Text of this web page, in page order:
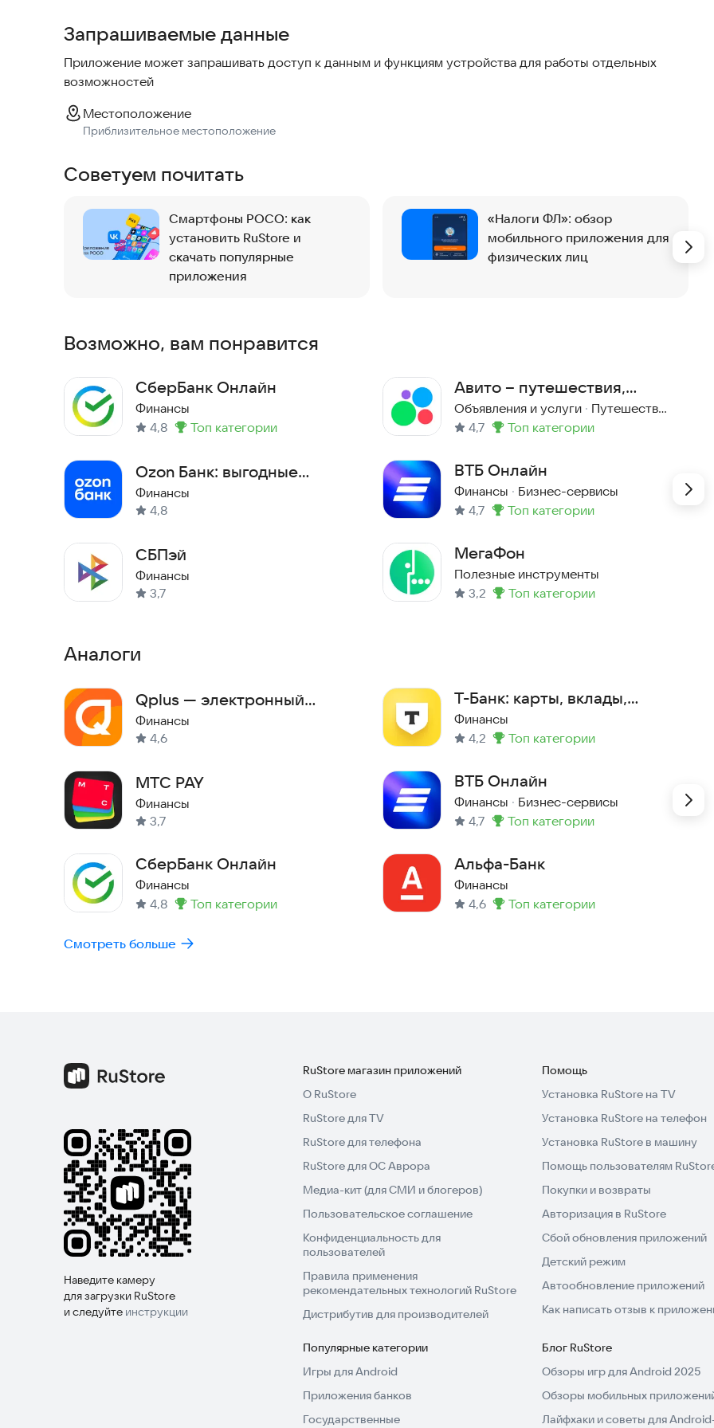
Более подробная информация о Mir Pay:
*Если при оплате возникает ошибка, то, скорее всего, терминал не поддерживает оплату через Mir
Pay. Сообщение об этом появится на экране смартфона.
Запрашиваемые данные
Приложение может запрашивать доступ к данным и функциям устройства для работы отдельных
возможностей
Местоположение
Приблизительное местоположение
Советуем почитать
Смартфоны POCO: как
установить RuStore и
скачать популярные
приложения
«Налоги ФЛ»: обзор
мобильного приложения для
физических лиц
Возможно, вам понравится
СберБанк Онлайн
Финансы
4,8
Метка :
топ категории
Ozon Банк: выгодные
покупки
Финансы
4,8
СБПэй
Финансы
3,7
Авито – путешествия,
работа, услуги, авто
Объявления и услуги · Путешествия
4,7
Метка :
топ категории
ВТБ Онлайн
Финансы · Бизнес-сервисы
4,7
Метка :
топ категории
МегаФон
Полезные инструменты
3,2
Метка :
топ категории
Аналоги
Qplus — электронный
кошелёк
Финансы
4,6
МТС PAY
Финансы
3,7
СберБанк Онлайн
Финансы
4,8
Метка :
топ категории
Т-Банк: карты, вклады,
кредиты
Финансы
4,2
Метка :
топ категории
ВТБ Онлайн
Финансы · Бизнес-сервисы
4,7
Метка :
топ категории
Альфа-Банк
Финансы
4,6
Метка :
топ категории
Смотреть больше
Наведите камеру
для загрузки RuStore
и следуйте инструкции
RuStore магазин приложений
О RuStore
RuStore для TV
RuStore для телефона
RuStore для ОС Аврора
Медиа-кит (для СМИ и блогеров)
Пользовательское соглашение
Конфиденциальность для
пользователей
Правила применения
рекомендательных технологий RuStore
Дистрибутив для производителей
Помощь
Установка RuStore на TV
Установка RuStore на телефон
Установка RuStore в машину
Помощь пользователям
Покупки и возвраты
Авторизация в RuStore
Сбой обновления приложений
Детский режим
Автообновление приложений
Как написать отзыв к
Популярные категории
Игры для Android
Приложения банков
Государственные
Блог RuStore
Обзоры игр для Android 2025
Обзоры мобильных
Лайфхаки и советы для